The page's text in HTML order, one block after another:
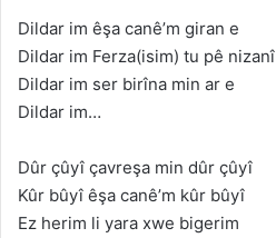
Dildar im êşa canê’m giran e
Dildar im Ferza(isim) tu pê nizanî
Dildar im ser birîna min ar e
Dildar im…
Dûr çûyî çavreşa min dûr çûyî
Kûr bûyî êşa canê’m kûr bûyî
Ez herim li yara xwe bigerim